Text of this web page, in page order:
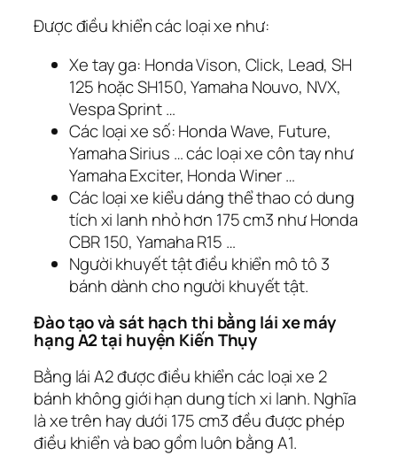
Được điều khiển các loại xe như:
Xe tay ga: Honda Vison, Click, Lead, SH
125 hoặc SH150, Yamaha Nouvo, NVX,
Vespa Sprint …
Các loại xe số: Honda Wave, Future,
Yamaha Sirius … các loại xe côn tay như
Yamaha Exciter, Honda Winer …
Các loại xe kiểu dáng thể thao có dung
tích xi lanh nhỏ hơn 175 cm3 như Honda
CBR 150, Yamaha R15 …
Người khuyết tật điều khiển mô tô 3
bánh dành cho người khuyết tật.
Đào tạo và sát hạch thi bằng lái xe máy
hạng A2 tại huyện Kiến Thụy
Bằng lái A2 được điều khiển các loại xe 2
bánh không giới hạn dung tích xi lanh. Nghĩa
là xe trên hay dưới 175 cm3 đều được phép
điều khiển và bao gồm luôn bằng A1.